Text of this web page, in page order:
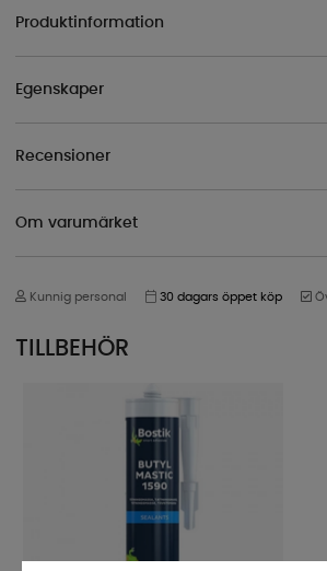
Produktinformation
Egenskaper
Recensioner
Om varumärket
Kunnig personal 30 dagars öppet köp
TILLBEHÖR